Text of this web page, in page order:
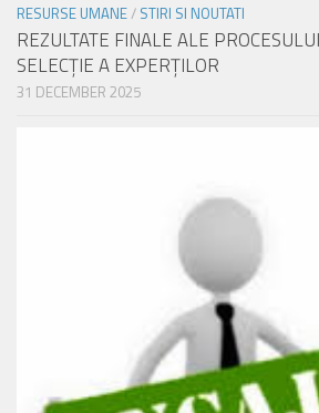
RESURSE UMANE/ STIRI SI NOUTATI
REZULTATE FINALE ALE
SELECŢIE A EXPERŢILOR
31 DECEMBER 2025